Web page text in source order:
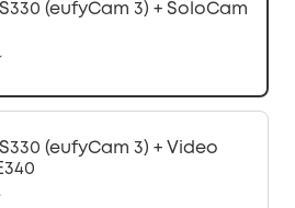
(eufyCam 3) + SoloCam
(eufyCam 3) + Video